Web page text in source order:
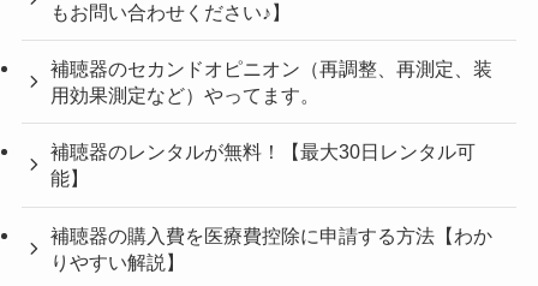
もお問い合わせください♪】
補聴器のセカンドオピニオン（再調整、再測定、装
用効果測定など）やってます。
補聴器のレンタルが無料！【最大30日レンタル可
能】
補聴器の購入費を医療費控除に申請する方法【わか
りやすい解説】